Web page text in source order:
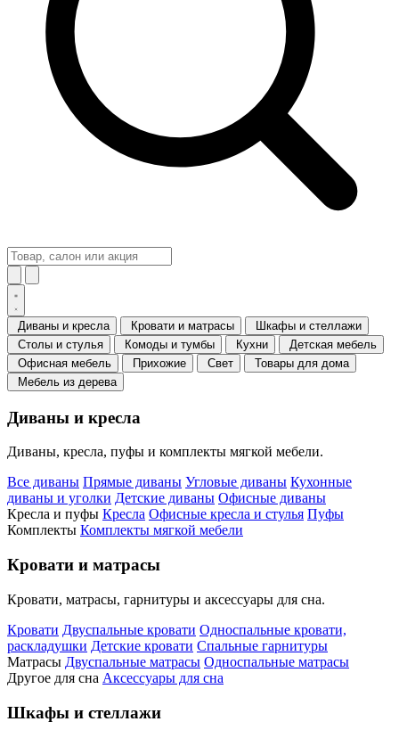
Диваны и кресла Кровати и матрасы
Шкафы и стеллажи
Столы и стулья
Комоды и тумбы Кухни
Детская мебель
Офисная мебель
Прихожие Свет
Товары для дома
Мебель из дерева
Диваны и кресла
Диваны, кресла, пуфы и комплекты мягкой мебели.
Все диваны Прямые диваны Угловые диваны Кухонные
диваны и уголки Детские диваны Офисные диваны
Кресла и пуфы Кресла Офисные кресла и стулья Пуфы
Комплекты Комплекты мягкой мебели
Кровати и матрасы
Кровати, матрасы, гарнитуры и аксессуары для сна.
Кровати Двуспальные кровати Односпальные кровати,
раскладушки Детские кровати Спальные гарнитуры
Матрасы Двуспальные матрасы Односпальные матрасы
Другое для сна Аксессуары для сна
Шкафы и стеллажи